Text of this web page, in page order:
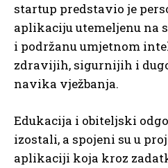
startup predstavio je
aplikaciju utemeljenu na
i podržanu umjetnom
zdravijih, sigurnijih i
navika vježbanja.
Edukacija i obiteljski
izostali, a spojeni su u
aplikaciji koja kroz